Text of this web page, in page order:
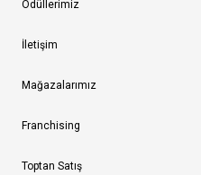
Ödüllerimiz
İletişim
Mağazalarımız
Franchising
Toptan Satış